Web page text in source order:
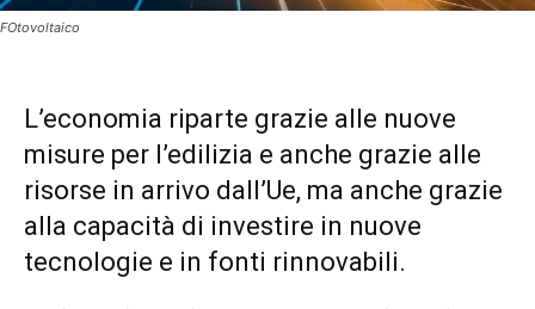
FOtovoltaico
L’economia riparte grazie alle nuove
misure per l’edilizia e anche grazie alle
risorse in arrivo dall’Ue, ma anche grazie
alla capacità di investire in nuove
tecnologie e in fonti rinnovabili.